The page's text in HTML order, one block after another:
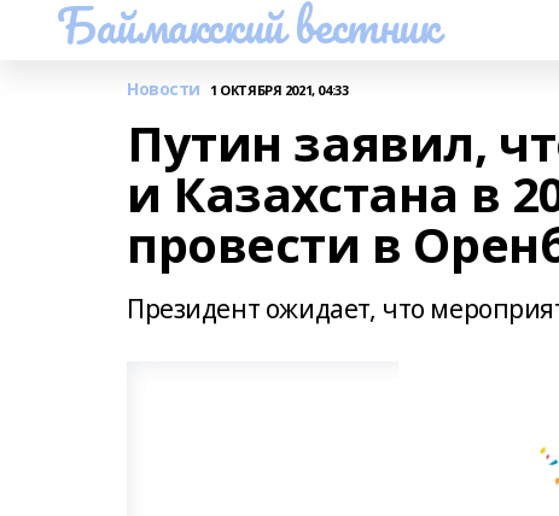
Баймакский вестник
Новости 1 ОКТЯБРЯ 2021, 04:33
Путин заявил,
и Казахстана в
провести в
Президент ожидает, что